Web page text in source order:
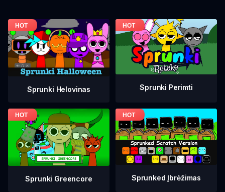
Sprunki Helovinas Sprunki Perimti
Sprunki Greencore Sprunked Įbrėžimas